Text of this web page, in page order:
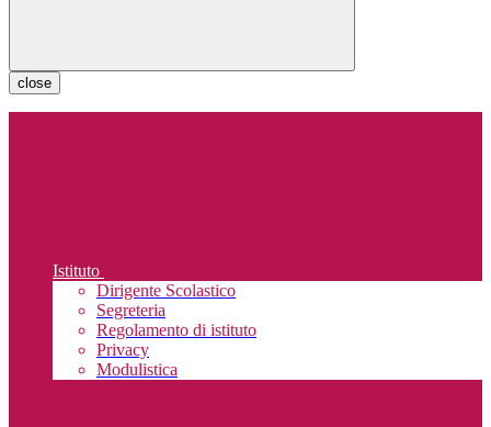
close
Istituto
Dirigente Scolastico
Segreteria
Regolamento di istituto
Privacy
Modulistica